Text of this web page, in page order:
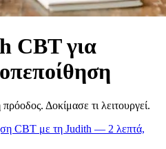
CBT για
Δοκίμασε τι λειτουργεί.
CBT με τη Judith — 2 λεπτά,